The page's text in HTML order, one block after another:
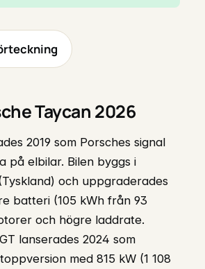
Taycan 2026
2019 som Porsches signal
på elbilar. Bilen byggs i
och uppgraderades
batteri (105 kWh från 93
och högre laddrate.
lanserades 2024 som
med 815 kW (1 108